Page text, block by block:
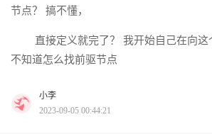
节点？ 搞不懂，
直接定义就完了？ 我开始自己在向
不知道怎么找前驱节点
小李
2023-09-05 00:44:21